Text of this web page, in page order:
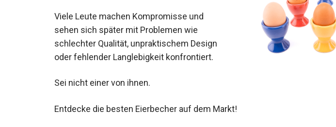
Viele Leute machen Kompromisse und
sehen sich später mit Problemen wie
schlechter Qualität, unpraktischem Design
oder fehlender Langlebigkeit konfrontiert.
Sei nicht einer von ihnen.
Entdecke die besten Eierbecher auf dem Markt!